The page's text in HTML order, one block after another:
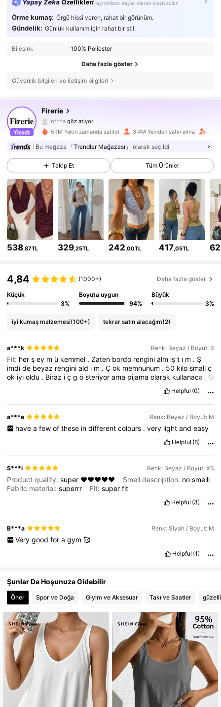
Yapay Zeka Özellikleri ayrıntılara dayalı olarak oluşturulan
Örme kumaş: Örgü hissi veren, rahat bir görünüm.
Gündelik: Günlük kullanım için rahat bir stil.
Bileşim: 100% Poliester
Daha fazla göster
Güvenlik bilgileri ve iletişim bilgileri
Firerie
n***a
göz atıyor
1.3M Takipçiler
4,79 1.3M Takipçiler
1.3M Takipçiler
4,79 1.3M Takipçiler
4,79 1.3M Takipçiler
4,79 1.3M Takipçiler
4,79 1.3M Takipçiler
1.3M Takipçiler
4,79 1.3M Takipçiler
4,79
5.1M Yakın zamanda satıldı 3.4M Yeniden satın alma
Bu mağaza 「Trendler Mağazası」 olarak seçildi
Takip Et Tüm Ürünler
538,87TL 329,25TL 242,00TL 417,05TL
4,84 (1000+) Daha fazla göster
Küçük
3%
Boyuta uygun
94%
Büyük
3%
iyi kumaş malzemesi(100+) tekrar satın alacağım(2)
a***k Renk: Beyaz / Boyut: S
Fit: her şey m ü kemmel .Zaten bordo renginialm ışt ı m . Ş
imdide beyaz renginiald ı m .Çok memnunum . 50 kilosmallç
ok iyioldu . Biraz içgösteriyorama pijamaolarak kullanaca
ğı
Helpful (0)
a***e Renk: Beyaz / Boyut: M
have a few of these in different colours . very light and easy
Helpful (6)
S***i Renk: Beyaz / Boyut: XS
Product quality:super ❤️❤️❤️❤️❤️ Smell description: nosmelll
Fabric material:superrr Fit:superfit
Helpful (3)
B***a Renk: Siyah / Boyut: M
Very good for a gym 🥰
Helpful (1)
Şunlar Da Hoşunuza Gidebilir
Öner Spor ve Doğa Giyim ve Aksesuar Takı ve Saatler